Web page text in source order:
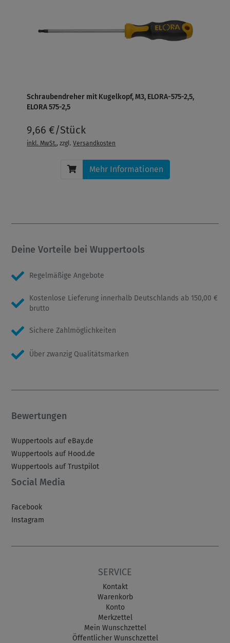
Schraubendreher mit Kugelkopf, M3, ELORA-575-2,5,
ELORA 575-2,5
9,66 €/Stück
inkl. MwSt., zzgl.Versandkosten
Mehr Informationen
Deine Vorteile bei Wuppertools
Regelmäßige Angebote
Kostenlose Lieferung innerhalb Deutschlands ab 150,00 €
brutto
Sichere Zahlmöglichkeiten
Über zwanzig Qualitätsmarken
Bewertungen
Wuppertools auf eBay.de
Wuppertools auf Hood.de
Wuppertools auf Trustpilot
Social Media
Facebook
Instagram
SERVICE
Kontakt
Warenkorb
Konto
Merkzettel
Mein Wunschzettel
Öffentlicher Wunschzettel